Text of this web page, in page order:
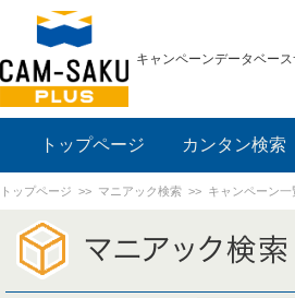
キャンペーンデータベー
トップページ カンタン検索
トップページ >> マニアック検索 >> キャンペーン一